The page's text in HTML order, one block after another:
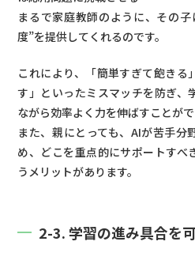
まるで家庭教師のように、その
度”を提供してくれるのです。
これにより、「簡単すぎて飽きる
す」といったミスマッチを防ぎ、
ながら効率よく力を伸ばすことがで
また、親にとっても、AIが苦手分
め、どこを重点的にサポートすべ
うメリットがあります。
2-3. 学習の進み具合を